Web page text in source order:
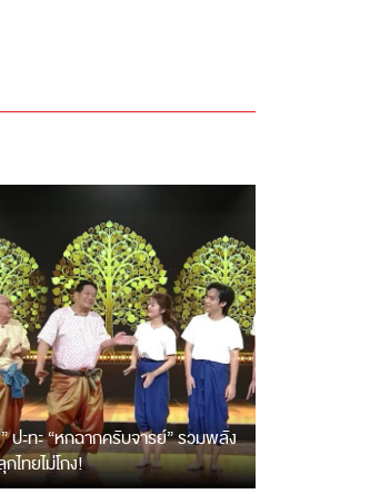
ปะทะ “หกฉากครับจารย์” รวมพลัง
ไทยไม่โกง!